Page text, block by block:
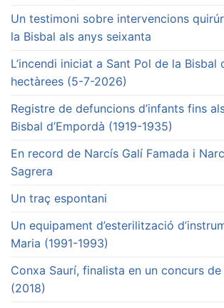
Un testimoni sobre intervencions
la Bisbal als anys seixanta
L’incendi iniciat a Sant Pol de la Bisbal
hectàrees (5-7-2026)
Registre de defuncions d’infants fins
Bisbal d’Empordà (1919-1935)
En record de Narcís Galí Famada i
Sagrera
Un traç espontani
Un equipament d’esterilització
Maria (1991-1993)
Conxa Saurí, finalista en un concurs
(2018)